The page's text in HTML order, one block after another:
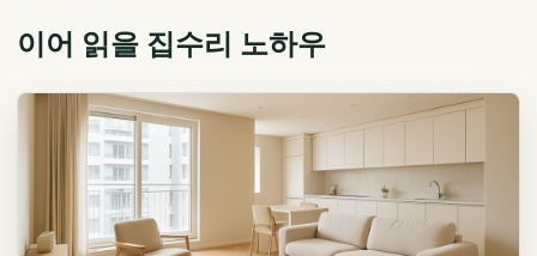
이어 읽을 집수리 노하우